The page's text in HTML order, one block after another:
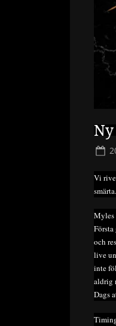
Vi
Myles
och
live
inte
aldrig
Dags